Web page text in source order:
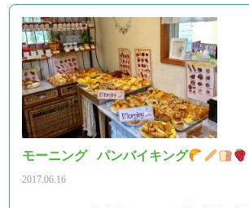
モーニング パンバイキング
2017.06.16